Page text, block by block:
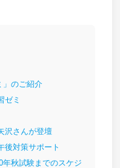
」のご紹介
ゼミ
沢さんが登壇
後対策サポート
年秋試験までのスケジ